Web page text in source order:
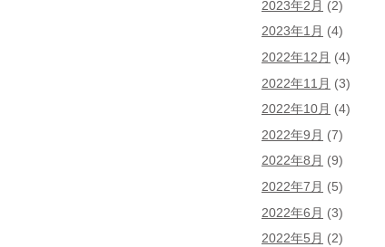
2023年2月 (2)
2023年1月 (4)
2022年12月 (4)
2022年11月 (3)
2022年10月 (4)
2022年9月 (7)
2022年8月 (9)
2022年7月 (5)
2022年6月 (3)
2022年5月 (2)